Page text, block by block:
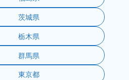
茨城県
栃木県
群馬県
東京都